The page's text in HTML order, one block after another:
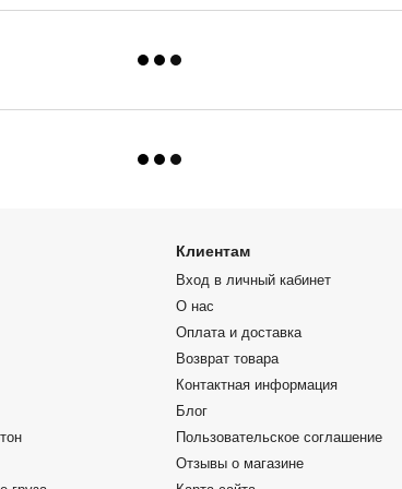
Клиентам
Вход в личный кабинет
О нас
Оплата и доставка
Возврат товара
Контактная информация
Блог
Пользовательское соглашение
Отзывы о магазине